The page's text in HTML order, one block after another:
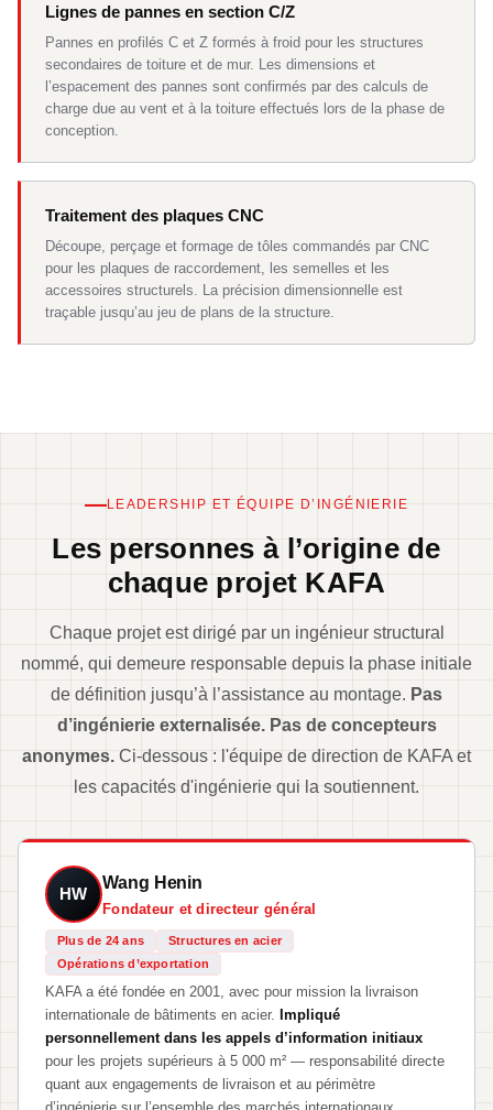
Lignes de pannes en section C/Z
Pannes en profilés C et Z formés à froid pour les structures
secondaires de toiture et de mur. Les dimensions et
l’espacement des pannes sont confirmés par des calculs de
charge due au vent et à la toiture effectués lors de la phase de
conception.
Traitement des plaques CNC
Découpe, perçage et formage de tôles commandés par CNC
pour les plaques de raccordement, les semelles et les
accessoires structurels. La précision dimensionnelle est
traçable jusqu’au jeu de plans de la structure.
LEADERSHIP ET ÉQUIPE D’INGÉNIERIE
Les personnes à l’origine de
chaque projet KAFA
Chaque projet est dirigé par un ingénieur structural
nommé, qui demeure responsable depuis la phase initiale
de définition jusqu’à l’assistance au montage. Pas
d’ingénierie externalisée. Pas de concepteurs
anonymes. Ci-dessous : l'équipe de direction de KAFA et
les capacités d'ingénierie qui la soutiennent.
HW
Wang Henin
Fondateur et directeur général
Plus de 24 ans
Structures en acier
Opérations d’exportation
KAFA a été fondée en 2001, avec pour mission la livraison
internationale de bâtiments en acier. Impliqué
personnellement dans les appels d’information initiaux
pour les projets supérieurs à 5 000 m² — responsabilité directe
quant aux engagements de livraison et au périmètre